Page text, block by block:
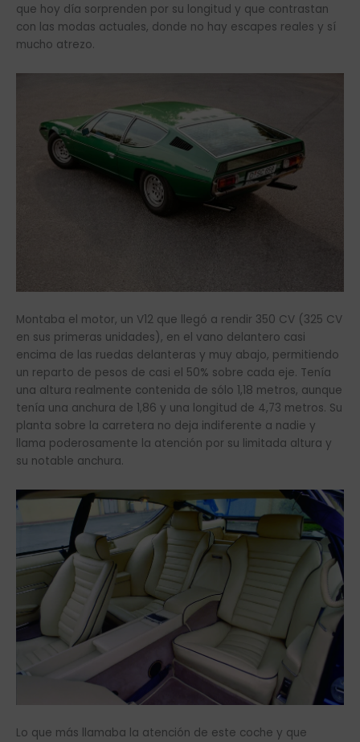
que hoy día sorprenden por su longitud y que contrastan
con las modas actuales, donde no hay escapes reales y sí
mucho atrezo.
Montaba el motor, un V12 que llegó a rendir 350 CV (325 CV
en sus primeras unidades), en el vano delantero casi
encima de las ruedas delanteras y muy abajo, permitiendo
un reparto de pesos de casi el 50% sobre cada eje. Tenía
una altura realmente contenida de sólo 1,18 metros, aunque
tenía una anchura de 1,86 y una longitud de 4,73 metros. Su
planta sobre la carretera no deja indiferente a nadie y
llama poderosamente la atención por su limitada altura y
su notable anchura.
Lo que más llamaba la atención de este coche y que